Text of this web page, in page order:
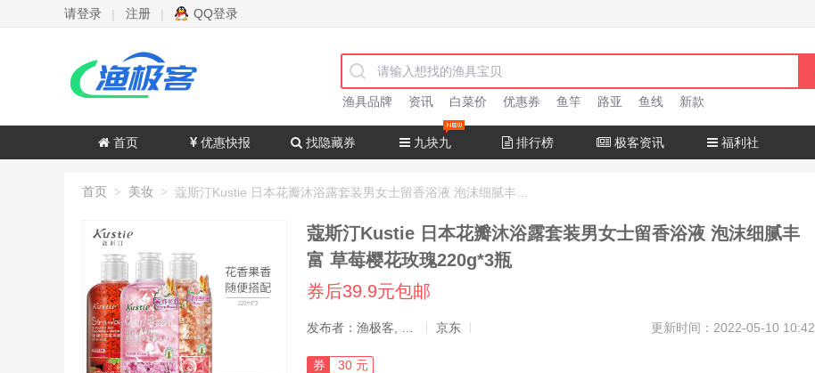
请登录 | 注册 | QQ登录
渔具品牌 资讯 白菜价 优惠券 鱼竿 路亚 鱼线 新款
首页 优惠快报 找隐藏券 九块九 排行榜 极客资讯 福利社
首页 > 美妆 >
蔻斯汀Kustie 日本花瓣沐浴露套装男女士留香浴液 泡沫细腻丰
富 草莓樱花玫瑰220g*3瓶
券后39.9元包邮
京东 更新时间：2022-05-10 10:42
券 30 元